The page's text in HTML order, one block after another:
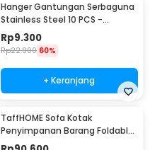
Hanger Gantungan Serbaguna
Stainless Steel 10 PCS -
M127105
Rp9.300
Rp22.900 60%
+ Keranjang
TaffHOME Sofa Kotak
Penyimpanan Barang Foldable
Storage Box 48x30x30cm - L170